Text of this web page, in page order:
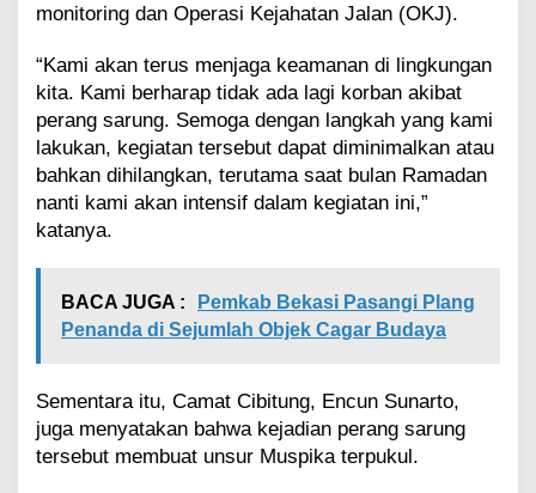
monitoring dan Operasi Kejahatan Jalan (OKJ).
“Kami akan terus menjaga keamanan di lingkungan
kita. Kami berharap tidak ada lagi korban akibat
perang sarung. Semoga dengan langkah yang kami
lakukan, kegiatan tersebut dapat diminimalkan atau
bahkan dihilangkan, terutama saat bulan Ramadan
nanti kami akan intensif dalam kegiatan ini,”
katanya.
BACA JUGA :
Pemkab Bekasi Pasangi Plang
Penanda di Sejumlah Objek Cagar Budaya
Sementara itu, Camat Cibitung, Encun Sunarto,
juga menyatakan bahwa kejadian perang sarung
tersebut membuat unsur Muspika terpukul.